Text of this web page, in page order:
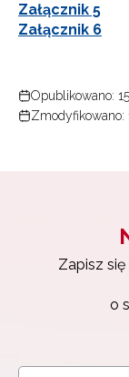
Załącznik 5
Załącznik 6
Opublikowano:
Zmodyfikowano:
Zapisz
o